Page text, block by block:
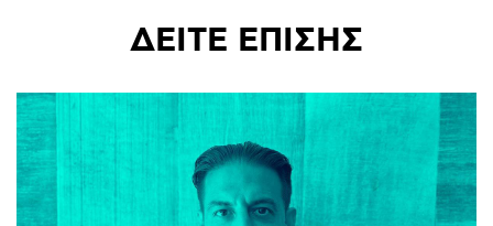
ΔΕΙΤΕ ΕΠΙΣΗΣ